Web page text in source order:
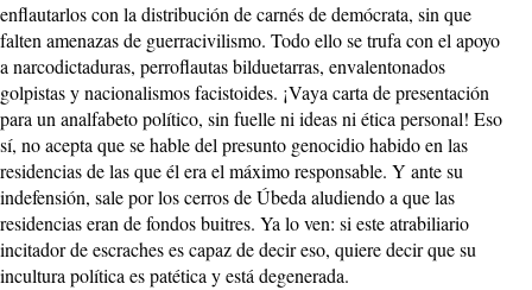
enflautarlos con la distribución de carnés de demócrata, sin que
falten amenazas de guerracivilismo. Todo ello se trufa con el apoyo
a narcodictaduras, perroflautas bilduetarras, envalentonados
golpistas y nacionalismos facistoides. ¡Vaya carta de presentación
para un analfabeto político, sin fuelle ni ideas ni ética personal! Eso
sí, no acepta que se hable del presunto genocidio habido en las
residencias de las que él era el máximo responsable. Y ante su
indefensión, sale por los cerros de Úbeda aludiendo a que las
residencias eran de fondos buitres. Ya lo ven: si este atrabiliario
incitador de escraches es capaz de decir eso, quiere decir que su
incultura política es patética y está degenerada.